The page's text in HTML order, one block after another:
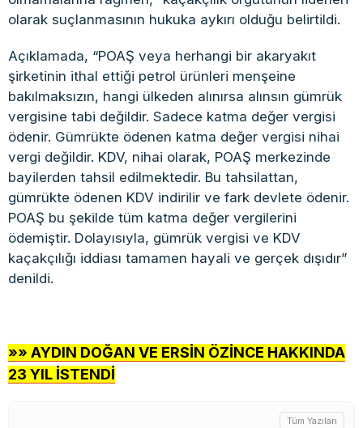
olarak suçlanmasının hukuka aykırı olduğu belirtildi.
Açıklamada, “POAŞ veya herhangi bir akaryakıt
şirketinin ithal ettiği petrol ürünleri menşeine
bakılmaksızın, hangi ülkeden alınırsa alınsın gümrük
vergisine tabi değildir. Sadece katma değer vergisi
ödenir. Gümrükte ödenen katma değer vergisi nihai
vergi değildir. KDV, nihai olarak, POAŞ merkezinde
bayilerden tahsil edilmektedir. Bu tahsilattan,
gümrükte ödenen KDV indirilir ve fark devlete ödenir.
POAŞ bu şekilde tüm katma değer vergilerini
ödemiştir. Dolayısıyla, gümrük vergisi ve KDV
kaçakçılığı iddiası tamamen hayali ve gerçek dışıdır”
denildi.
»» AYDIN DOĞAN VE ERSİN ÖZİNCE HAKKINDA
23 YIL İSTENDİ
Tüm Yazıları